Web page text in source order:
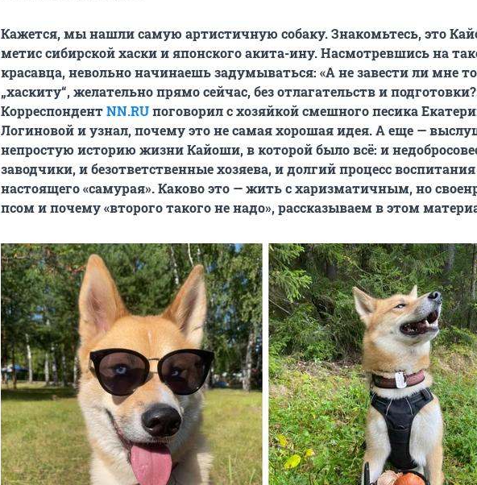
Кажется, мы нашли самую артистичную собаку. Знакомьтесь, это
метис сибирской хаски и японского акита-ину. Насмотревшись на
красавца, невольно начинаешь задумываться: «А не завести ли мне
„хаскиту“, желательно прямо сейчас, без отлагательств и
КорреспондентNN.RUпоговорил с хозяйкой смешного песика
Логиновой и узнал, почему это не самая хорошая идея. А еще —
непростую историю жизни Кайоши, в которой было всё: и
заводчики, и безответственные хозяева, и долгий процесс воспитания
настоящего «самурая». Каково это — жить с харизматичным, но
псом и почему «второго такого не надо», рассказываем в этом